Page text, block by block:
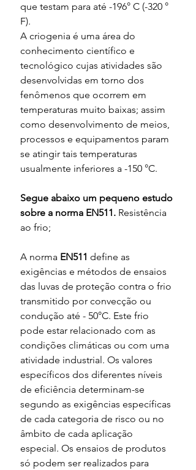
que testam para até -196° C (-320 °
F).
A criogenia é uma área do
conhecimento científico e
tecnológico cujas atividades são
desenvolvidas em torno dos
fenômenos que ocorrem em
temperaturas muito baixas; assim
como desenvolvimento de meios,
processos e equipamentos param
se atingir tais temperaturas
usualmente inferiores a -150 °C.
Segue abaixo um pequeno estudo
sobre a norma EN511. Resistência
ao frio;
A norma EN511 define as
exigências e métodos de ensaios
das luvas de proteção contra o frio
transmitido por convecção ou
condução até - 50°C. Este frio
pode estar relacionado com as
condições climáticas ou com uma
atividade industrial. Os valores
específicos dos diferentes níveis
de eficiência determinam-se
segundo as exigências específicas
de cada categoria de risco ou no
âmbito de cada aplicação
especial. Os ensaios de produtos
só podem ser realizados para